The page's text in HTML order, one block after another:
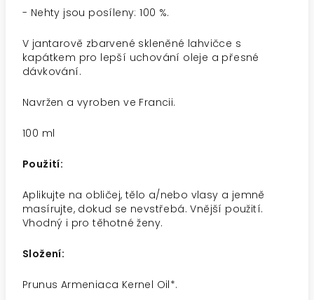
- Nehty jsou posíleny: 100 %.
V jantarově zbarvené skleněné lahvičce s
kapátkem pro lepší uchování oleje a přesné
dávkování.
Navržen a vyroben ve Francii.
100 ml
Použití:
Aplikujte na obličej, tělo a/nebo vlasy a jemně
masírujte, dokud se nevstřebá. Vnější použití.
Vhodný i pro těhotné ženy.
Složení:
Prunus Armeniaca Kernel Oil*.